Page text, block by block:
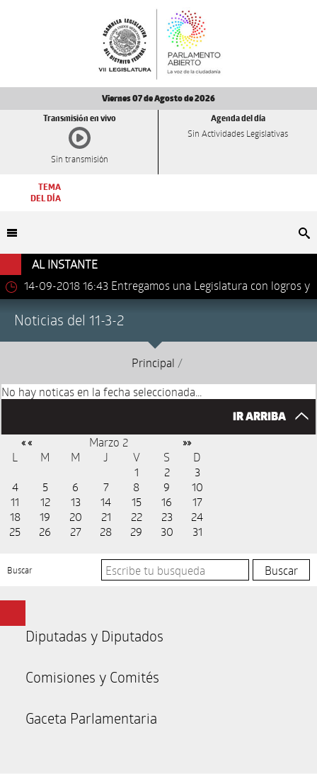
Viernes 07 de Agosto de 2026
Transmisión en vivo
Sin transmisión
Agenda del día
Sin Actividades Legislativas
TEMA
DEL DÍA
AL INSTANTE
14-09-2018 16:43 Entregamos una Legislatura con logros y
Noticias del 11-3-2
Principal /
No hay noticas en la fecha seleccionada...
IR ARRIBA
« « Marzo 2 »»
L M M J V S
D
1
2
3
4
5 6 7 8 9
10
11
12 13 14 15 16
17
18
19 20 21 22 23
24
25
26 27 28 29 30 31
Buscar
Diputadas y Diputados
Comisiones y Comités
Gaceta Parlamentaria